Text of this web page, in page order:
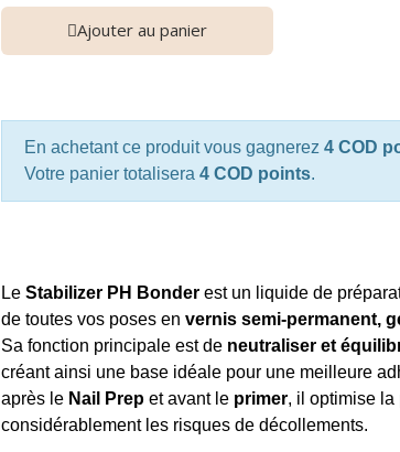
Ajouter au panier
En achetant ce produit vous gagnerez 4 COD
Votre panier totalisera 4 COD points.
Le Stabilizer PH Bonderest un liquide de
de toutes vos poses en vernis semi-permanent,
Sa fonction principale est de neutraliser et
créant ainsi une base idéale pour une meilleure
après le Nail Prepet avant le primer, il optimise la
considérablement les risques de décollements.